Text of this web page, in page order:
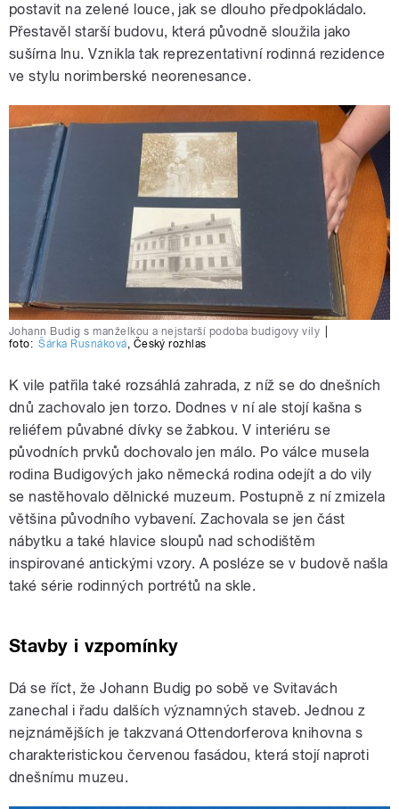
postavit na zelené louce, jak se dlouho předpokládalo.
Přestavěl starší budovu, která původně sloužila jako
sušírna lnu. Vznikla tak reprezentativní rodinná rezidence
ve stylu norimberské neorenesance.
Johann Budig s manželkou a nejstarší podoba budigovy vily
foto: Šárka Rusnáková, Český rozhlas
K vile patřila také rozsáhlá zahrada, z níž se do dnešních
dnů zachovalo jen torzo. Dodnes v ní ale stojí kašna s
reliéfem půvabné dívky se žabkou. V interiéru se
původních prvků dochovalo jen málo. Po válce musela
rodina Budigových jako německá rodina odejít a do vily
se nastěhovalo dělnické muzeum. Postupně z ní zmizela
většina původního vybavení. Zachovala se jen část
nábytku a také hlavice sloupů nad schodištěm
inspirované antickými vzory. A posléze se v budově našla
také série rodinných portrétů na skle.
Stavby i vzpomínky
Dá se říct, že Johann Budig po sobě ve Svitavách
zanechal i řadu dalších významných staveb. Jednou z
nejznámějších je takzvaná Ottendorferova knihovna s
charakteristickou červenou fasádou, která stojí naproti
dnešnímu muzeu.